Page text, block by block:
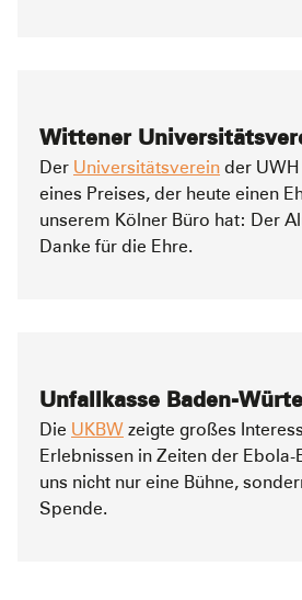
Wittener
Der Universitätsverein der
eines Preises, der heute einen
unserem Kölner Büro hat: Der
Danke für die Ehre.
Unfallkasse Baden-
Die UKBW zeigte großes
Erlebnissen in Zeiten der
uns nicht nur eine Bühne,
Spende.